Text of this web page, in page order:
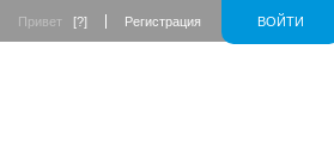
ВОЙТИ
Привет [?] Регистрация